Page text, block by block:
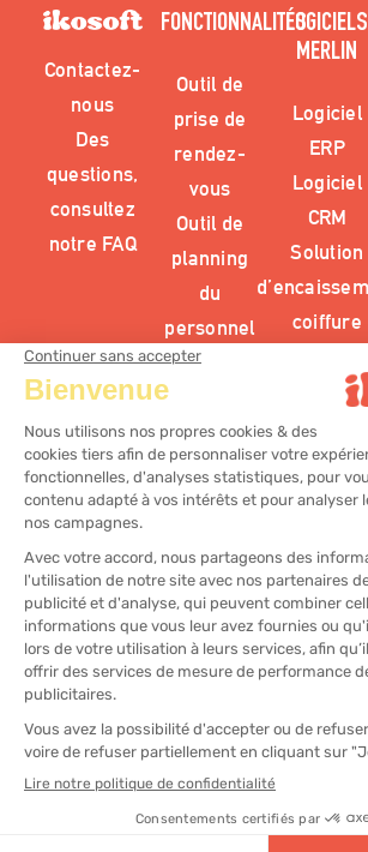
Contactez-
nous
Des
questions,
consultez
notre FAQ
FONCTIONNALITÉS
Outil de
prise de
rendez-
vous
Outil de
planning
du
personnel
Outil de
des stocks
LOGICIELS
MERLIN
Logiciel
ERP
Logiciel
CRM
Solution
coiffure
esthétique
Solution
être
@2025
Plan du site
Gestion des préférences